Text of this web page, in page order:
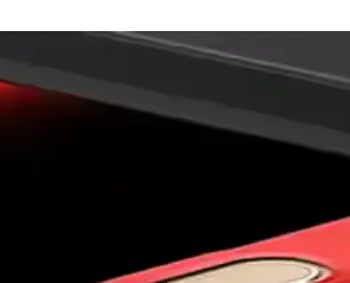
kullanıcı memnuniyetini
bilgi.